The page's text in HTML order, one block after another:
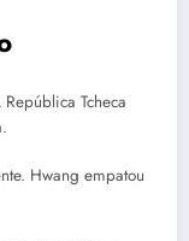
Tcheca
Hwang empatou